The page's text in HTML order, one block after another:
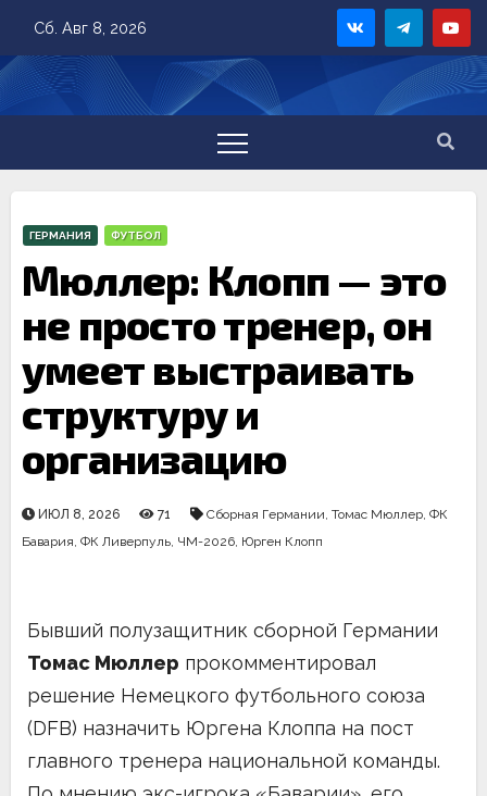
content
Сб. Авг 8, 2026
ГЕРМАНИЯ ФУТБОЛ
Мюллер: Клопп — это
не просто тренер, он
умеет выстраивать
структуру и
организацию
ИЮЛ 8, 2026 71 Сборная Германии, Томас Мюллер, ФК
Бавария, ФК Ливерпуль, ЧМ-2026, Юрген Клопп
Бывший полузащитник сборной Германии
Томас Мюллер прокомментировал
решение Немецкого футбольного союза
(DFB) назначить Юргена Клоппа на пост
главного тренера национальной команды.